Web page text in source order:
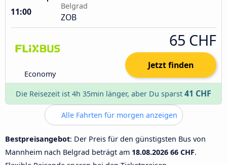
11:00
Belgrad
ZOB
Economy
65 CHF
Jetzt finden
Die Reisezeit ist 4h 35min länger, aber Du sparst 41 CHF
Alle Fahrten für morgen anzeigen
Bestpreisangebot: Der Preis für den günstigsten Bus von
Mannheim nach Belgrad beträgt am 18.08.2026 66 CHF.